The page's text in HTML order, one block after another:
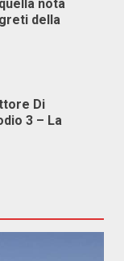
nota
della
Di
3 – La